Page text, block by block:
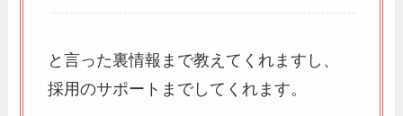
と言った裏情報まで教えてくれますし、
採用のサポートまでしてくれます。